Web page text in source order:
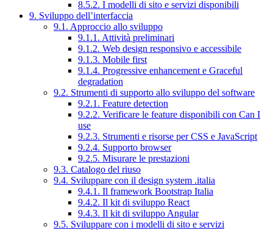
8.5.2. I modelli di sito e servizi disponibili
9. Sviluppo dell’interfaccia
9.1. Approccio allo sviluppo
9.1.1. Attività preliminari
9.1.2. Web design responsivo e accessibile
9.1.3. Mobile first
9.1.4. Progressive enhancement e Graceful
degradation
9.2. Strumenti di supporto allo sviluppo del software
9.2.1. Feature detection
9.2.2. Verificare le feature disponibili con Can I
use
9.2.3. Strumenti e risorse per CSS e JavaScript
9.2.4. Supporto browser
9.2.5. Misurare le prestazioni
9.3. Catalogo del riuso
9.4. Sviluppare con il design system .italia
9.4.1. Il framework Bootstrap Italia
9.4.2. Il kit di sviluppo React
9.4.3. Il kit di sviluppo Angular
9.5. Sviluppare con i modelli di sito e servizi